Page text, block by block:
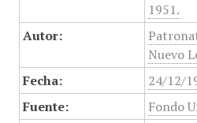
1951.
Autor:
Nuevo
Fecha:
24/12/
Fuente:
Fondo